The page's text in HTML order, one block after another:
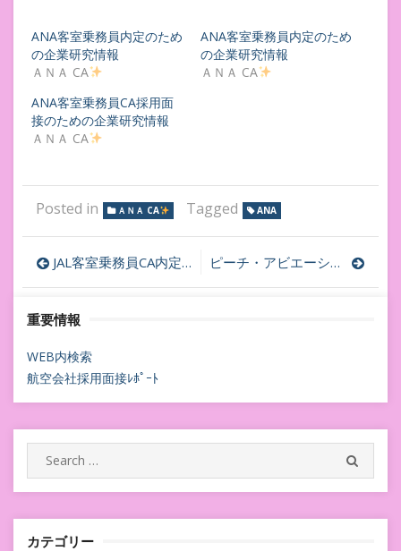
ANA客室乗務員内定のため
の企業研究情報
ＡＮＡ CA
ANA客室乗務員内定のため
の企業研究情報
ＡＮＡ CA
ANA客室乗務員CA採用面
接のための企業研究情報
ＡＮＡ CA
Posted in ＡＮＡ CA Tagged ANA
投
稿
ナ
ビ
ゲ
ー
シ
ョ
ン
JAL客室乗務員CA内定のための企業研究情報 ピーチ・アビエーション客室乗務員内定
重要情報
WEB内検索
航空会社採用面接ﾚﾎﾟｰﾄ
Search
for:
カテゴリー